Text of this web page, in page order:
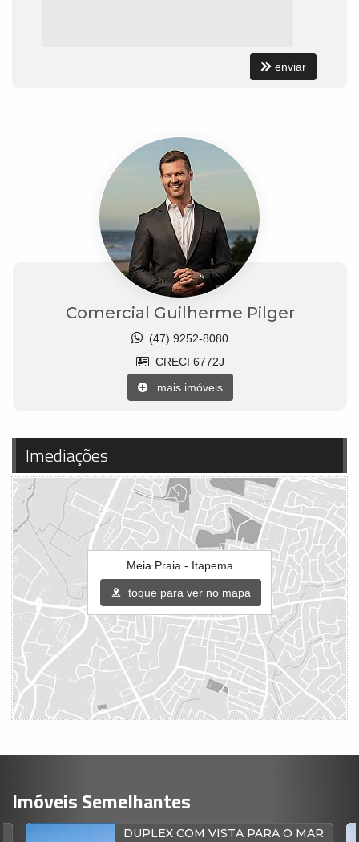
enviar
Comercial Guilherme Pilger
(47) 9252-8080
CRECI 6772J
mais imóveis
Imediações
Meia Praia - Itapema
toque para ver no mapa
Imóveis Semelhantes
DUPLEX COM VISTA PARA O MAR